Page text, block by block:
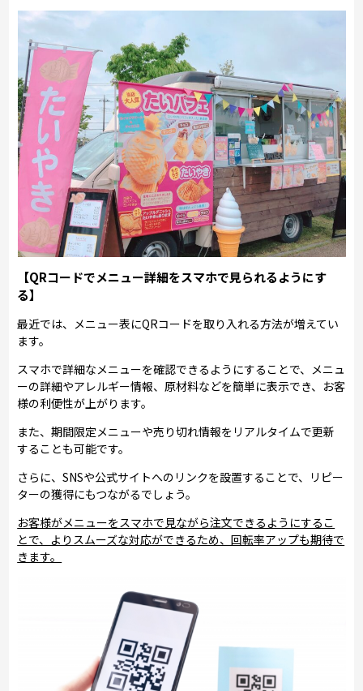
【QRコードでメニュー詳細をスマホで見られるようにす
る】
最近では、メニュー表にQRコードを取り入れる方法が増えてい
ます。
スマホで詳細なメニューを確認できるようにすることで、メニュ
ーの詳細やアレルギー情報、原材料などを簡単に表示でき、お客
様の利便性が上がります。
また、期間限定メニューや売り切れ情報をリアルタイムで更新
することも可能です。
さらに、SNSや公式サイトへのリンクを設置することで、リピー
ターの獲得にもつながるでしょう。
お客様がメニューをスマホで見ながら注文できるようにするこ
とで、よりスムーズな対応ができるため、回転率アップも期待で
きます。